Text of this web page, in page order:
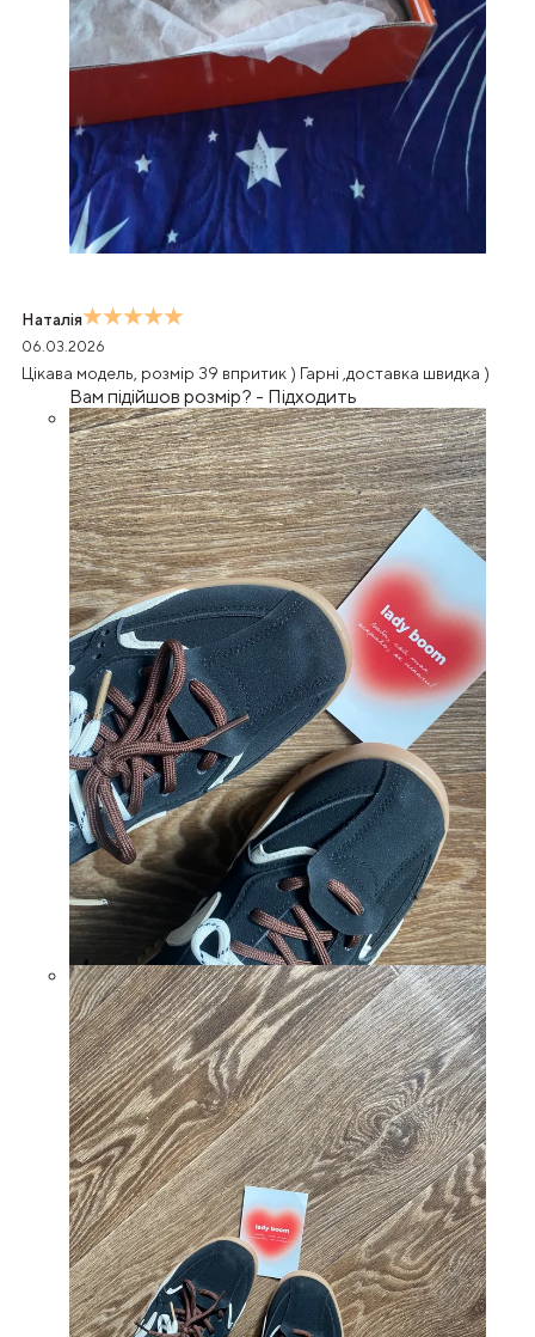
Наталія
06.03.2026
Цікава модель, розмір 39 впритик ) Гарні ,доставка швидка )
Вам підійшов розмір? - Підходить